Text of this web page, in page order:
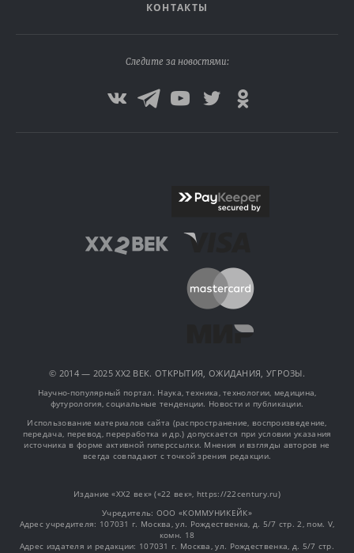
КОНТАКТЫ
Следите за новостями:
© 2014 — 2025 XX2 ВЕК. ОТКРЫТИЯ, ОЖИДАНИЯ, УГРОЗЫ.
Научно-популярный портал. Наука, техника, технологии, медицина,
футурология, социальные тенденции. Новости и публикации.
Использование материалов сайта (распространение, воспроизведение,
передача, перевод, переработка и др.) допускается при условии указания
источника в форме активной гиперссылки. Мнения и взгляды авторов не
всегда совпадают с точкой зрения редакции.
Издание «XX2 век» («22 век», https://22century.ru)
Учредитель: OOO «КОММУНИКЕЙК»
Адрес учредителя: 107031 г. Москва, ул. Рождественка, д. 5/7 стр. 2, пом. V,
комн. 18
Адрес издателя и редакции: 107031 г. Москва, ул. Рождественка, д. 5/7 стр.